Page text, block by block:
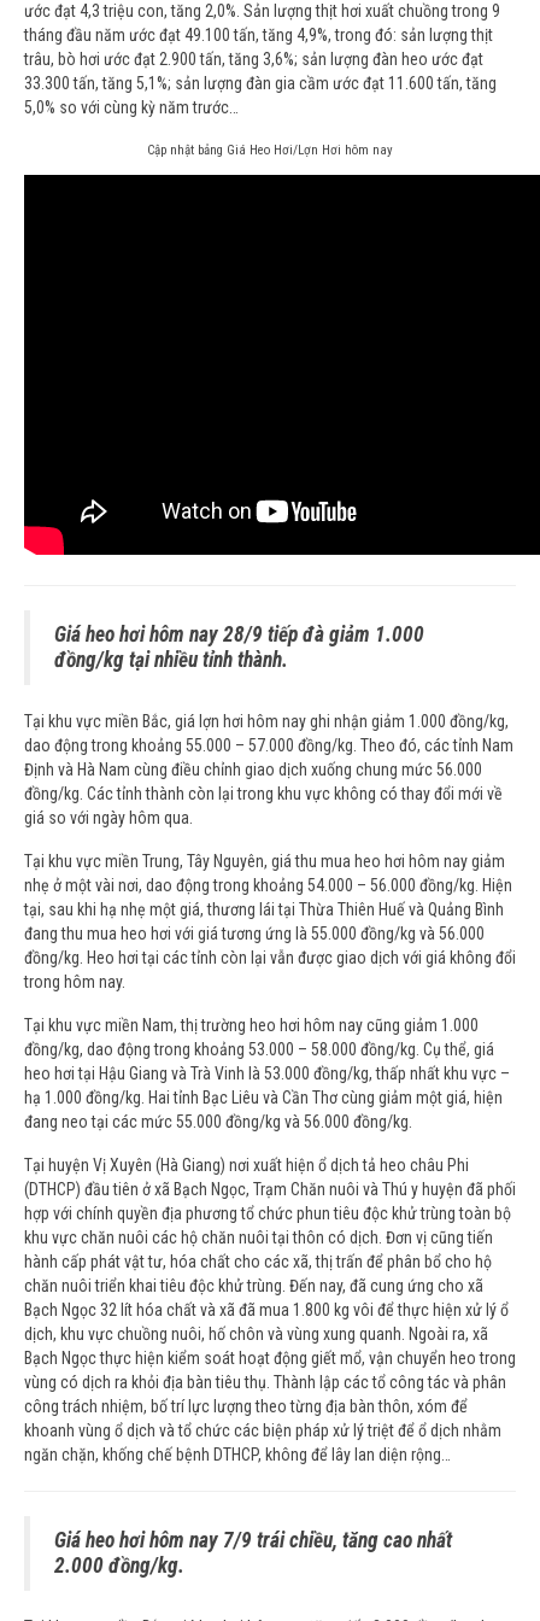
ước đạt 4,3 triệu con, tăng 2,0%. Sản lượng thịt hơi xuất chuồng trong 9
tháng đầu năm ước đạt 49.100 tấn, tăng 4,9%, trong đó: sản lượng thịt
trâu, bò hơi ước đạt 2.900 tấn, tăng 3,6%; sản lượng đàn heo ước đạt
33.300 tấn, tăng 5,1%; sản lượng đàn gia cầm ước đạt 11.600 tấn, tăng
5,0% so với cùng kỳ năm trước…
Cập nhật bảng Giá Heo Hơi/Lợn Hơi hôm nay
Giá heo hơi hôm nay 28/9 tiếp đà giảm 1.000
đồng/kg tại nhiều tỉnh thành.
Tại khu vực miền Bắc, giá lợn hơi hôm nay ghi nhận giảm 1.000 đồng/kg,
dao động trong khoảng 55.000 – 57.000 đồng/kg. Theo đó, các tỉnh Nam
Định và Hà Nam cùng điều chỉnh giao dịch xuống chung mức 56.000
đồng/kg. Các tỉnh thành còn lại trong khu vực không có thay đổi mới về
giá so với ngày hôm qua.
Tại khu vực miền Trung, Tây Nguyên, giá thu mua heo hơi hôm nay giảm
nhẹ ở một vài nơi, dao động trong khoảng 54.000 – 56.000 đồng/kg. Hiện
tại, sau khi hạ nhẹ một giá, thương lái tại Thừa Thiên Huế và Quảng Bình
đang thu mua heo hơi với giá tương ứng là 55.000 đồng/kg và 56.000
đồng/kg. Heo hơi tại các tỉnh còn lại vẫn được giao dịch với giá không đổi
trong hôm nay.
Tại khu vực miền Nam, thị trường heo hơi hôm nay cũng giảm 1.000
đồng/kg, dao động trong khoảng 53.000 – 58.000 đồng/kg. Cụ thể, giá
heo hơi tại Hậu Giang và Trà Vinh là 53.000 đồng/kg, thấp nhất khu vực –
hạ 1.000 đồng/kg. Hai tỉnh Bạc Liêu và Cần Thơ cùng giảm một giá, hiện
đang neo tại các mức 55.000 đồng/kg và 56.000 đồng/kg.
Tại huyện Vị Xuyên (Hà Giang) nơi xuất hiện ổ dịch tả heo châu Phi
(DTHCP) đầu tiên ở xã Bạch Ngọc, Trạm Chăn nuôi và Thú y huyện đã phối
hợp với chính quyền địa phương tổ chức phun tiêu độc khử trùng toàn bộ
khu vực chăn nuôi các hộ chăn nuôi tại thôn có dịch. Đơn vị cũng tiến
hành cấp phát vật tư, hóa chất cho các xã, thị trấn để phân bổ cho hộ
chăn nuôi triển khai tiêu độc khử trùng. Đến nay, đã cung ứng cho xã
Bạch Ngọc 32 lít hóa chất và xã đã mua 1.800 kg vôi để thực hiện xử lý ổ
dịch, khu vực chuồng nuôi, hố chôn và vùng xung quanh. Ngoài ra, xã
Bạch Ngọc thực hiện kiểm soát hoạt động giết mổ, vận chuyển heo trong
vùng có dịch ra khỏi địa bàn tiêu thụ. Thành lập các tổ công tác và phân
công trách nhiệm, bố trí lực lượng theo từng địa bàn thôn, xóm để
khoanh vùng ổ dịch và tổ chức các biện pháp xử lý triệt để ổ dịch nhằm
ngăn chặn, khống chế bệnh DTHCP, không để lây lan diện rộng…
Giá heo hơi hôm nay 7/9 trái chiều, tăng cao nhất
2.000 đồng/kg.